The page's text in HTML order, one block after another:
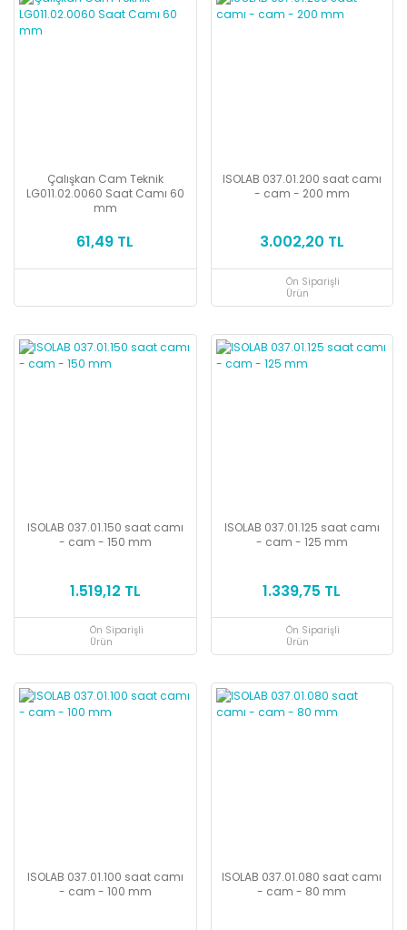
Çalışkan Cam Teknik
LG011.02.0060 Saat Camı 60
mm
61,49 TL
ISOLAB 037.01.200 saat camı
- cam - 200 mm
3.002,20 TL
Ön Siparişli
Ürün
ISOLAB 037.01.150 saat camı
- cam - 150 mm
1.519,12 TL
Ön Siparişli
Ürün
ISOLAB 037.01.125 saat camı
- cam - 125 mm
1.339,75 TL
Ön Siparişli
Ürün
ISOLAB 037.01.100 saat camı
- cam - 100 mm
ISOLAB 037.01.080 saat camı
- cam - 80 mm